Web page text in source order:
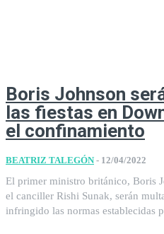
Boris Johnson
las fiestas en
el confinamiento
BEATRIZ TALEGÓN - 12/04/2022
El primer ministro británico, Boris
el canciller Rishi Sunak, serán
infringido las normas establecidas